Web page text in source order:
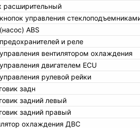
расширительный
управления
ABS
и реле
вентилятором охлаждения
двигателем ECU
рулевой рейки
задн
задний левый
задний правый
охлаждения ДВС